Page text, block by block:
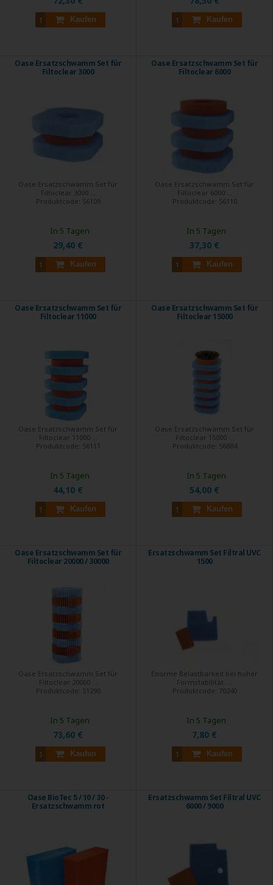
Kaufen Kaufen
Oase Ersatzschwamm Set für
Filtoclear 3000
Oase Ersatzschwamm Set für
Filtoclear 3000 ...
Produktcode: 56109
29,40 €
Kaufen
In 5 Tagen
Oase Ersatzschwamm Set für
Filtoclear 6000
Oase Ersatzschwamm Set für
Filtoclear 6000 ...
Produktcode: 56110
37,30 €
Kaufen
In 5 Tagen
Oase Ersatzschwamm Set für
Filtoclear 11000
Oase Ersatzschwamm Set für
Filtoclear 11000 ...
Produktcode: 56111
44,10 €
Kaufen
In 5 Tagen
Oase Ersatzschwamm Set für
Filtoclear 15000
Oase Ersatzschwamm Set für
Filtoclear 15000 ...
Produktcode: 56884
54,00 €
Kaufen
In 5 Tagen
Oase Ersatzschwamm Set für
Filtoclear 20000 / 30000
Oase Ersatzschwamm Set für
Filtoclear 20000 ...
Produktcode: 51290
73,60 €
Kaufen
In 5 Tagen
Ersatzschwamm Set Filtral UVC
1500
Enorme Belastbarkeit bei hoher
Formstabilität. ...
Produktcode: 70240
7,80 €
Kaufen
In 5 Tagen
Oase BioTec 5 / 10 / 30 -
Ersatzschwamm rot
Ersatzschwamm Set Filtral UVC
6000 / 9000